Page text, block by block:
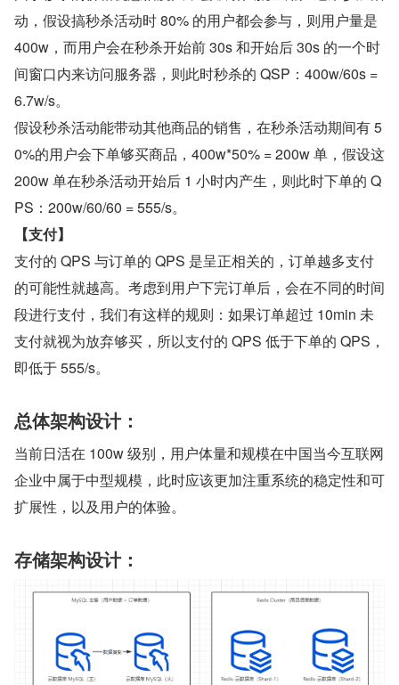
动，假设搞秒杀活动时 80% 的用户都会参与，则用户量是
400w，而用户会在秒杀开始前 30s 和开始后 30s 的一个时
间窗口内来访问服务器，则此时秒杀的 QSP：400w/60s =
6.7w/s。
假设秒杀活动能带动其他商品的销售，在秒杀活动期间有 5
0%的用户会下单够买商品，400w*50% = 200w 单，假设这
200w 单在秒杀活动开始后 1 小时内产生，则此时下单的 Q
PS：200w/60/60 = 555/s。
【支付】
支付的 QPS 与订单的 QPS 是呈正相关的，订单越多支付
的可能性就越高。考虑到用户下完订单后，会在不同的时间
段进行支付，我们有这样的规则：如果订单超过 10min 未
支付就视为放弃够买，所以支付的 QPS 低于下单的 QPS，
即低于 555/s。
总体架构设计：
当前日活在 100w 级别，用户体量和规模在中国当今互联网
企业中属于中型规模，此时应该更加注重系统的稳定性和可
扩展性，以及用户的体验。
存储架构设计：